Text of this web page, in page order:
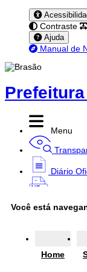
Contraste
Ajuda
Manual de
Menu
Diário
Ouvidoria
Você está
Home